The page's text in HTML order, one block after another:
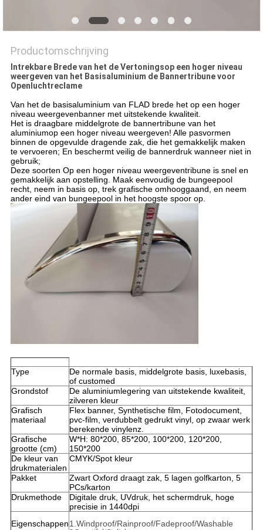
Productomschrijving
Intrekbare Brede van het de Vertoningsop een hoger niveau
weergeven van het Basisaluminium de Bannertribune voor
Openluchtreclame
Van het de basisaluminium van FLAD brede het op een hoger
niveau weergevenbanner met uitstekende kwaliteit.
Het is draagbare middelgrote de bannertribune van het
aluminiumop een hoger niveau weergeven! Alle pasvormen
binnen de opgevulde dragende zak, die het gemakkelijk maken
te vervoeren; En beschermt veilig de bannerdruk wanneer niet in
gebruik;
Deze soorten Op een hoger niveau weergeventribune is snel en
gemakkelijk aan opstelling. Maak eenvoudig de bungeepool
recht, neem in basis op, trek grafische omhooggaand, en neem
ander eind van bungeepool in het hoogste spoor op.
Type
De normale basis, middelgrote basis, luxebasis,
of customed
Grondstof
De aluminiumlegering van uitstekende kwaliteit,
zilveren kleur
Grafisch
materiaal
Flex banner, Synthetische film, Fotodocument,
pvc-film, verdubbelt gedrukt vinyl, op zwaar werk
berekende vinylenz.
Grafische
grootte (cm)
W*H: 80*200, 85*200, 100*200, 120*200,
150*200
De kleur van
drukmaterialen
CMYK/Spot kleur
Pakket
Zwart Oxford draagt zak, 5 lagen golfkarton, 5
PCs/karton
Drukmethode
Digitale druk, UVdruk, het schermdruk, hoge
precisie in 1440dpi
Eigenschappen1.Windproof/Rainproof/Fadeproof/Washable